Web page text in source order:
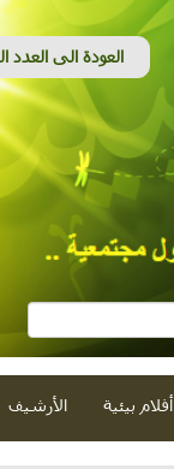
أفلام بيئية الأرشيف